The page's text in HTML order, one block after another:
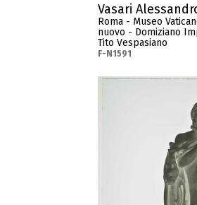
Vasari
Roma - Museo
nuovo - Domiziano
Tito Vespasiano
F-N1591